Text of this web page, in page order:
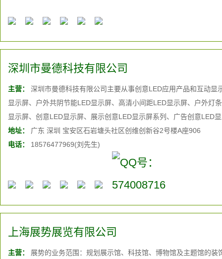
深圳市曼德科技有限公司
主营：
深圳市曼德科技有限公司主要从事创意LED应用产品和互动
显示屏、户外共阴节能LED显示屏、高清小间距LED显示屏、户外灯
显示屏、创意LED显示屏、展示创意LED显示屏系列、广告创意LED
显示屏、iPad智能中控LED显示屏系统、体感互动LED显示屏系统、
统、LED显示屏互动设备及软件素材定制、Mander小精灵互动系统、
地址：
广东 深圳 宝安区石岩塘头社区创维创新谷2号楼A座906
电话：
18576477969(刘先生)
上海展势展览有限公司
主营： 展势的业务范围：规划展示馆、科技馆、博物馆及主题馆的